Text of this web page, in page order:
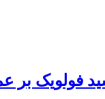
فولویک بر